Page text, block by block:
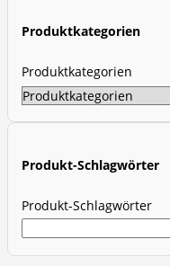
Produktkategorien
Produktkategorien
Produkt-Schlagwörter
Produkt-Schlagwörter